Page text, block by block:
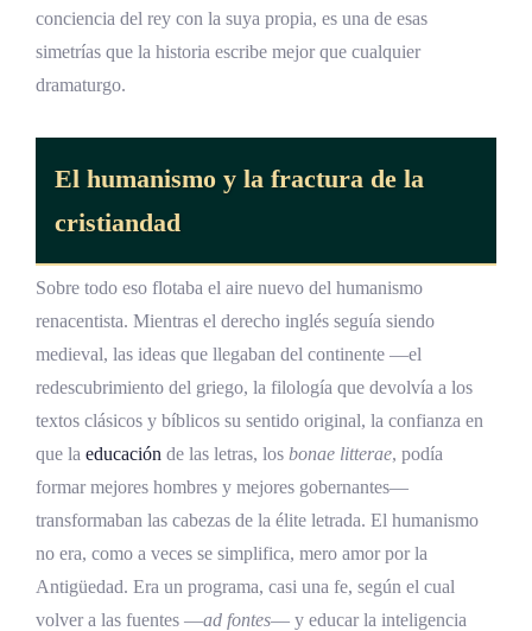
¿Qué escribió Tomás Moro durante su
prisión en la Torre de Londres?
Lo que Santo Tomás Moro le enseña al jurista
de hoy
Referencias Bibliográficas
conciencia del rey con la suya propia, es una de esas
simetrías que la historia escribe mejor que cualquier
dramaturgo.
El humanismo y la fractura de la
cristiandad
Sobre todo eso flotaba el aire nuevo del humanismo
renacentista. Mientras el derecho inglés seguía siendo
medieval, las ideas que llegaban del continente —el
redescubrimiento del griego, la filología que devolvía a los
textos clásicos y bíblicos su sentido original, la confianza en
que la educación de las letras, los bonae litterae, podía
formar mejores hombres y mejores gobernantes—
transformaban las cabezas de la élite letrada. El humanismo
no era, como a veces se simplifica, mero amor por la
Antigüedad. Era un programa, casi una fe, según el cual
volver a las fuentes —ad fontes— y educar la inteligencia